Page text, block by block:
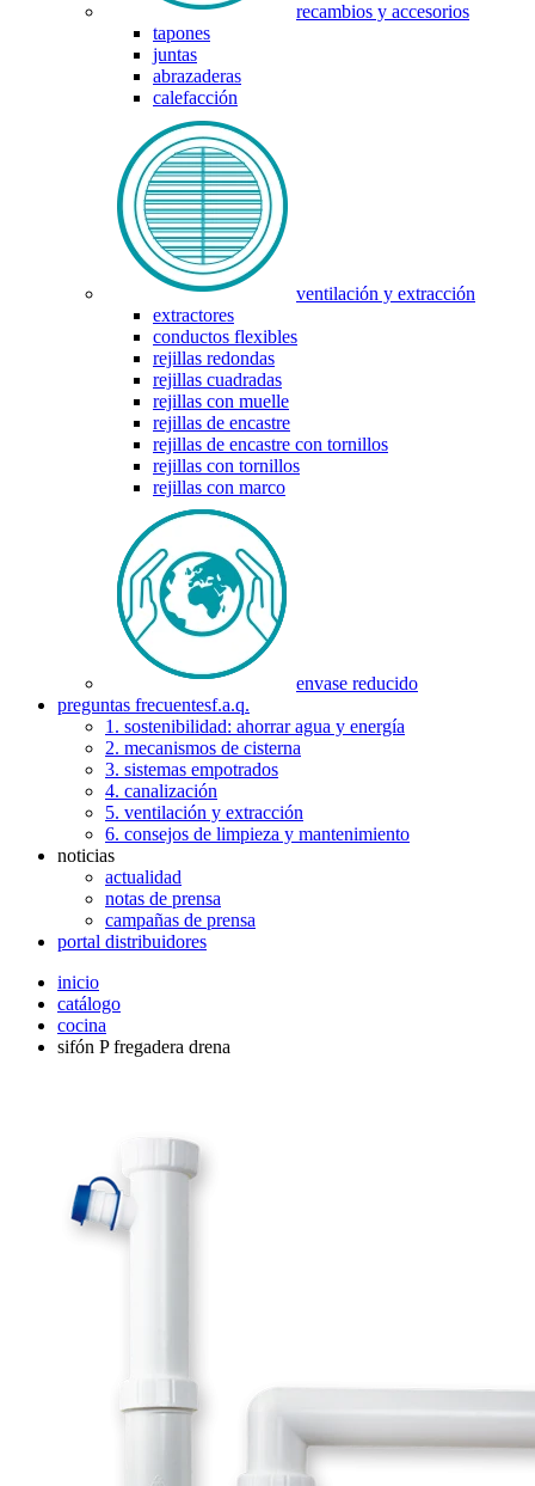
recambios y accesorios
tapones
juntas
abrazaderas
calefacción
ventilación y extracción
extractores
conductos flexibles
rejillas redondas
rejillas cuadradas
rejillas con muelle
rejillas de encastre
rejillas de encastre con tornillos
rejillas con tornillos
rejillas con marco
envase reducido
preguntas frecuentesf.a.q.
1. sostenibilidad: ahorrar agua y energía
2. mecanismos de cisterna
3. sistemas empotrados
4. canalización
5. ventilación y extracción
6. consejos de limpieza y mantenimiento
noticias
actualidad
notas de prensa
campañas de prensa
portal distribuidores
inicio
catálogo
cocina
sifón P fregadera drena